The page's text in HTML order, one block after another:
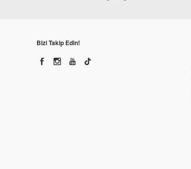
Bizi Takip Edin!